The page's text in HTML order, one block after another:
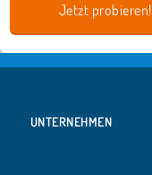
Jetzt probieren!
UNTERNEHMEN